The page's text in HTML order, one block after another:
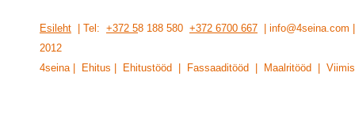
Esileht | Tel: +372 58 188 580 +372 6700 667 |
201 2
4seina | Ehitus | Ehitustööd | Fassaaditööd | Maalritööd |